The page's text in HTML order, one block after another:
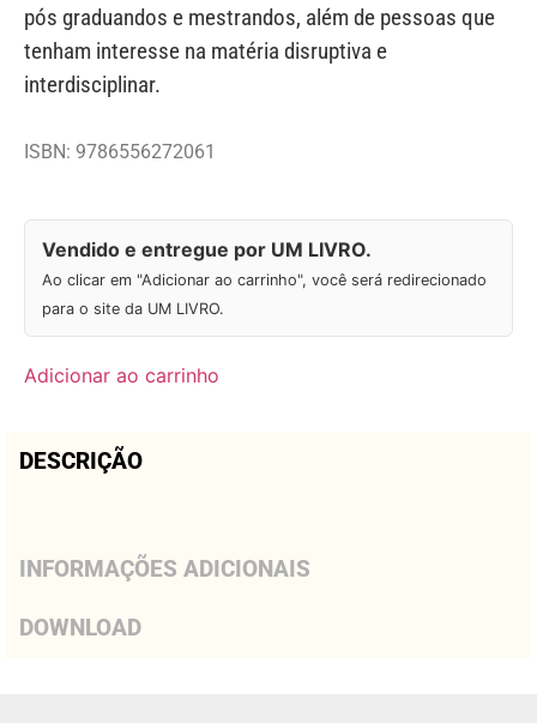
pós graduandos e mestrandos, além de pessoas que
tenham interesse na matéria disruptiva e
interdisciplinar.
ISBN: 9786556272061
Vendido e entregue por UM LIVRO.
Ao clicar em "Adicionar ao carrinho", você será redirecionado
para o site da UM LIVRO.
Adicionar ao carrinho
DESCRIÇÃO
INFORMAÇÕES ADICIONAIS
DOWNLOAD